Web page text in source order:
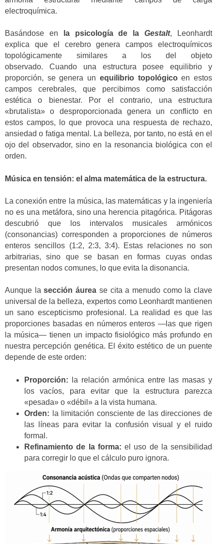
electroquímica.
Basándose en la psicología de laGestalt, Leonhardt
explica que el cerebro genera campos electroquímicos
topológicamente similares a los del objeto
observado. Cuando una estructura posee equilibrio y
proporción, se genera un equilibrio topológicoen estos
campos cerebrales, que percibimos como satisfacción
estética o bienestar. Por el contrario, una estructura
«brutalista» o desproporcionada genera un conflicto en
estos campos, lo que provoca una respuesta de rechazo,
ansiedad o fatiga mental. La belleza, por tanto, no está en el
ojo del observador, sino en la resonancia biológica con el
orden.
Música en tensión: el alma matemática de la estructura.
La conexión entre la música, las matemáticas y la ingeniería
no es una metáfora, sino una herencia pitagórica. Pitágoras
descubrió que los intervalos musicales armónicos
(consonancias) corresponden a proporciones de números
enteros sencillos (1:2, 2:3, 3:4). Estas relaciones no son
arbitrarias, sino que se basan en formas cuyas ondas
presentan nodos comunes, lo que evita la disonancia.
Aunque lasección áurea se cita a menudo como la clave
universal de la belleza, expertos como Leonhardt mantienen
un sano escepticismo profesional. La realidad es que las
proporciones basadas en números enteros —las que rigen
la música— tienen un impacto fisiológico más profundo en
nuestra percepción genética. El éxito estético de un puente
depende de este orden:
Proporción: la relación armónica entre las masas y
los vacíos, para evitar que la estructura parezca
«pesada» o «débil» a la vista humana.
Orden: la limitación consciente de las direcciones de
las líneas para evitar la confusión visual y el ruido
formal.
Refinamiento de la forma: el uso de la sensibilidad
para corregir lo que el cálculo puro ignora.